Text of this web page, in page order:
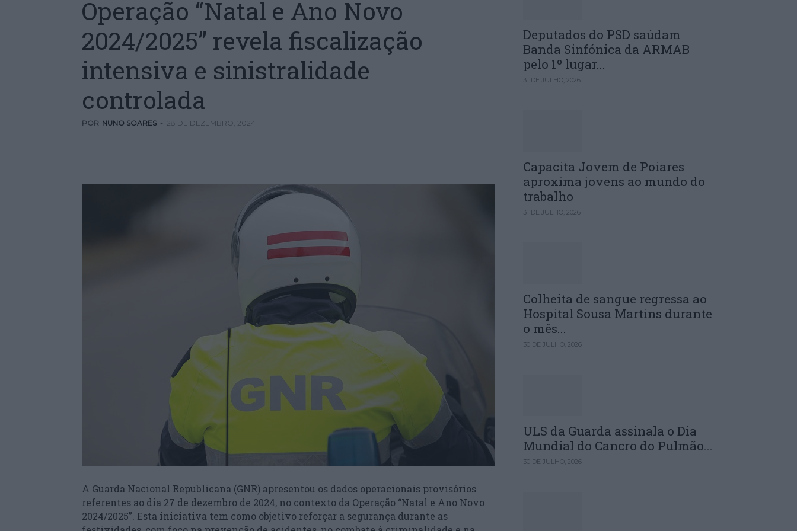
Operação “Natal e Ano Novo
2024/2025” revela fiscalização
intensiva e sinistralidade
controlada
POR NUNO SOARES - 28 DE DEZEMBRO, 2024
A Guarda Nacional Republicana (GNR) apresentou os dados operacionais provisórios
referentes ao dia 27 de dezembro de 2024, no contexto da Operação “Natal e Ano Novo
2024/2025”. Esta iniciativa tem como objetivo reforçar a segurança durante as
Deputados do PSD saúdam
Banda Sinfónica da ARMAB
pelo 1º lugar...
31 DE JULHO, 2026
Capacita Jovem de Poiares
aproxima jovens ao mundo do
trabalho
31 DE JULHO, 2026
Colheita de sangue regressa ao
Hospital Sousa Martins durante
o mês...
30 DE JULHO, 2026
ULS da Guarda assinala o Dia
Mundial do Cancro do Pulmão...
30 DE JULHO, 2026